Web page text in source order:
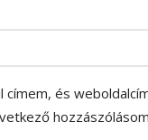
címem, és